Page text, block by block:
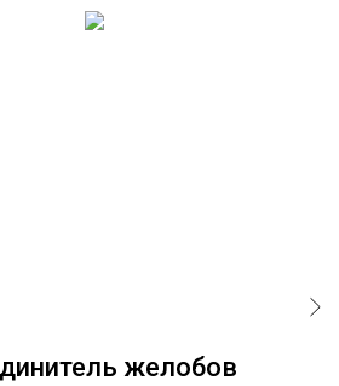
желобов